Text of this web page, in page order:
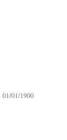
01/01/1900